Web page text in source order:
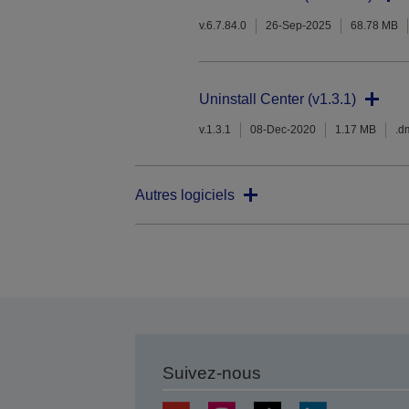
v.6.7.84.0 26-Sep-2025 68.78 MB
Uninstall Center (v1.3.1)
v.1.3.1 08-Dec-2020 1.17 MB
Autres logiciels
Suivez-nous